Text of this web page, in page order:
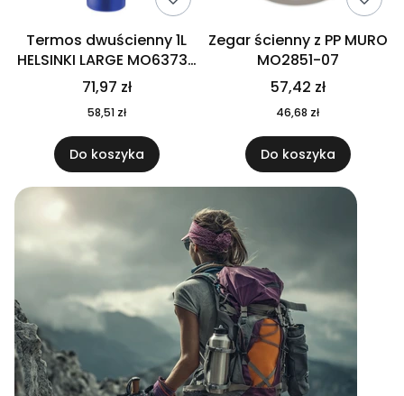
Termos dwuścienny 1L
HELSINKI LARGE MO6373-
04
71,97 zł
58,51 zł
Do koszyka
Zegar ścienny z PP MURO
MO2851-07
57,42 zł
46,68 zł
Do koszyka